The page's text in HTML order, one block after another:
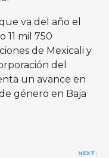
va del año el
11 mil 750
de Mexicali y
del
un avance en
género en Baja
NEXT: